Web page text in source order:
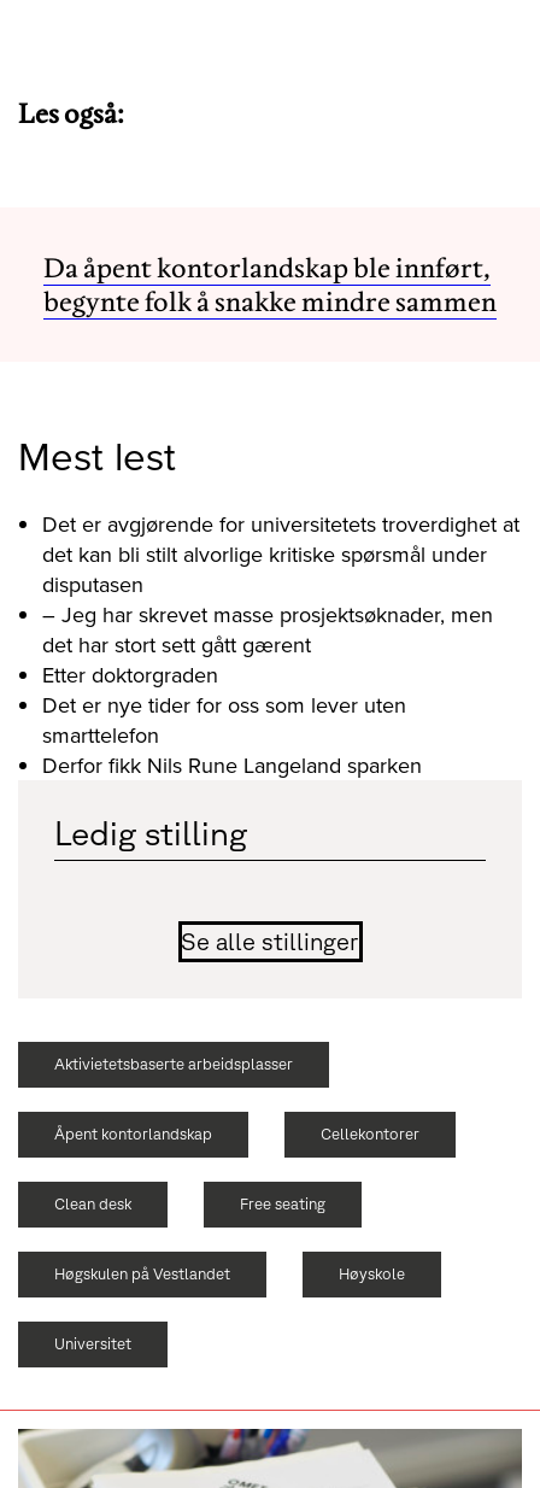
Les også:
Da åpent kontorlandskap ble innført,
begynte folk å snakke mindre sammen
Ledig stilling
Se alle stillinger
Mest lest
Det er avgjørende for universitetets troverdighet at
det kan bli stilt alvorlige kritiske spørsmål under
disputasen
– Jeg har skrevet masse prosjektsøknader, men
det har stort sett gått gærent
Etter doktorgraden
Det er nye tider for oss som lever uten
smarttelefon
Derfor fikk Nils Rune Langeland sparken
Aktivietetsbaserte arbeidsplasser
Åpent kontorlandskap Cellekontorer
Clean desk Free seating
Høgskulen på Vestlandet Høyskole
Universitet